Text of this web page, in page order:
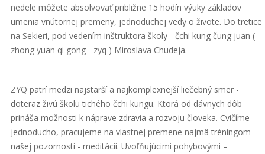
nedele môžete absolvovať približne 15 hodín výuky základov
umenia vnútornej premeny, jednoduchej vedy o živote. Do tretice
na Sekieri, pod vedením inštruktora školy - čchi kung čung juan (
zhong yuan qi gong - zyq ) Miroslava Chudeja.
ZYQ patrí medzi najstarší a najkomplexnejší liečebný smer -
doteraz živú školu tichého čchi kungu. Ktorá od dávnych dôb
prináša možnosti k náprave zdravia a rozvoju človeka. Cvičíme
jednoducho, pracujeme na vlastnej premene najmä tréningom
našej pozornosti - meditácii. Uvoľňujúcimi pohybovými –